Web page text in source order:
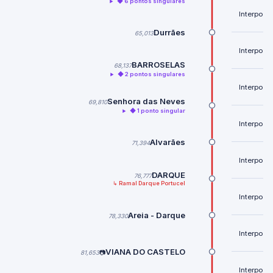
65,013Durrães
68,137BARROSELAS
◆ 2 pontos singulares
69,810Senhora das Neves
◆ 1 ponto singular
71,394Alvarães
76,777DARQUE
↳ Ramal Darque Portucel
78,330Areia - Darque
81,653📷VIANA DO CASTELO